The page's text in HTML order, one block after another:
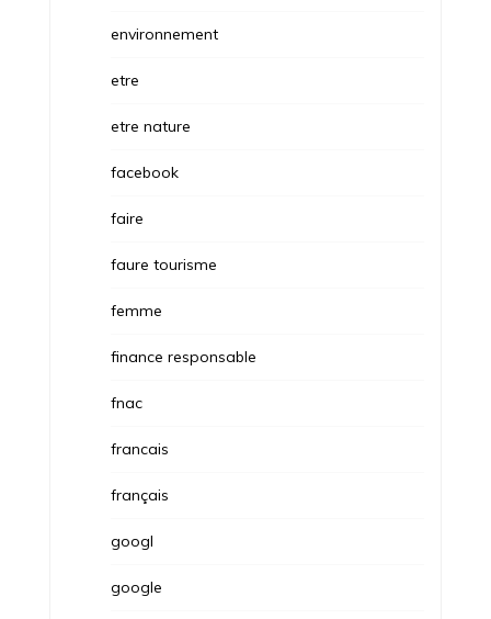
environnement
etre
etre nature
facebook
faire
faure tourisme
femme
finance responsable
fnac
francais
français
googl
google